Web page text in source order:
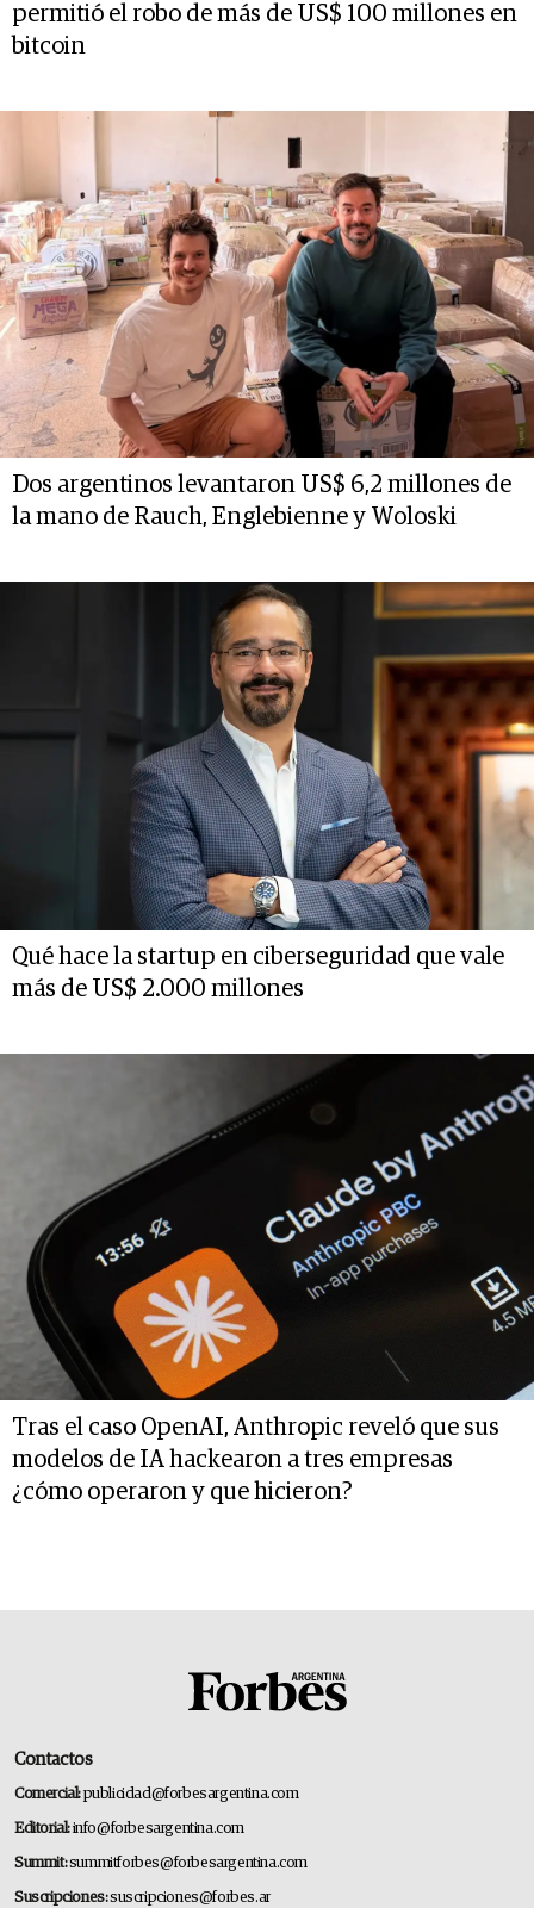
permitió el robo de más de US$ 100 millones en
bitcoin
Dos argentinos levantaron US$ 6,2 millones de
la mano de Rauch, Englebienne y Woloski
Qué hace la startup en ciberseguridad que vale
más de US$ 2.000 millones
Tras el caso OpenAI, Anthropic reveló que sus
modelos de IA hackearon a tres empresas
¿cómo operaron y que hicieron?
Contactos
Comercial:publicidad@forbesargentina.com
Editorial:info@forbesargentina.com
Summit:summitforbes@forbesargentina.com
Suscripciones:suscripciones@forbes.ar